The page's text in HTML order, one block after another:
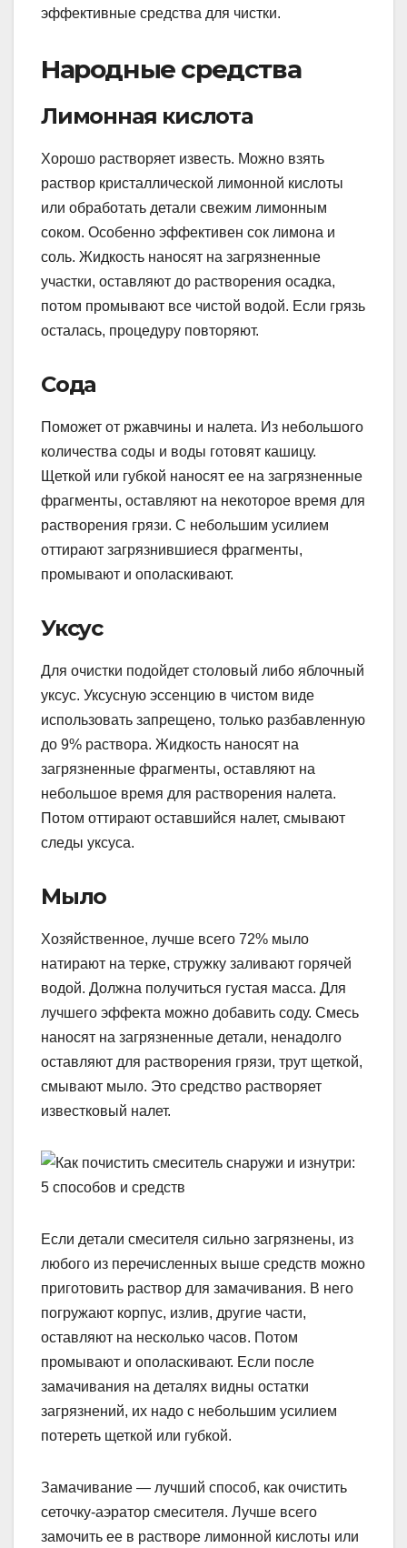
эффективные средства для чистки.
Народные средства
Лимонная кислота
Хорошо растворяет известь. Можно взять
раствор кристаллической лимонной кислоты
или обработать детали свежим лимонным
соком. Особенно эффективен сок лимона и
соль. Жидкость наносят на загрязненные
участки, оставляют до растворения осадка,
потом промывают все чистой водой. Если грязь
осталась, процедуру повторяют.
Сода
Поможет от ржавчины и налета. Из небольшого
количества соды и воды готовят кашицу.
Щеткой или губкой наносят ее на загрязненные
фрагменты, оставляют на некоторое время для
растворения грязи. С небольшим усилием
оттирают загрязнившиеся фрагменты,
промывают и ополаскивают.
Уксус
Для очистки подойдет столовый либо яблочный
уксус. Уксусную эссенцию в чистом виде
использовать запрещено, только разбавленную
до 9% раствора. Жидкость наносят на
загрязненные фрагменты, оставляют на
небольшое время для растворения налета.
Потом оттирают оставшийся налет, смывают
следы уксуса.
Мыло
Хозяйственное, лучше всего 72% мыло
натирают на терке, стружку заливают горячей
водой. Должна получиться густая масса. Для
лучшего эффекта можно добавить соду. Смесь
наносят на загрязненные детали, ненадолго
оставляют для растворения грязи, трут щеткой,
смывают мыло. Это средство растворяет
известковый налет.
Если детали смесителя сильно загрязнены, из
любого из перечисленных выше средств можно
приготовить раствор для замачивания. В него
погружают корпус, излив, другие части,
оставляют на несколько часов. Потом
промывают и ополаскивают. Если после
замачивания на деталях видны остатки
загрязнений, их надо с небольшим усилием
потереть щеткой или губкой.
Замачивание — лучший способ, как очистить
сеточку-аэратор смесителя. Лучше всего
замочить ее в растворе лимонной кислоты или